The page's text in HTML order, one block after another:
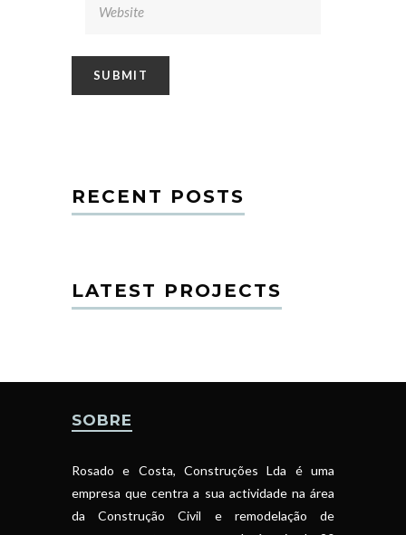
RECENT POSTS
LATEST PROJECTS
SOBRE
Rosado e Costa, Construções Lda é uma
empresa que centra a sua actividade na área
da Construção Civil e remodelação de